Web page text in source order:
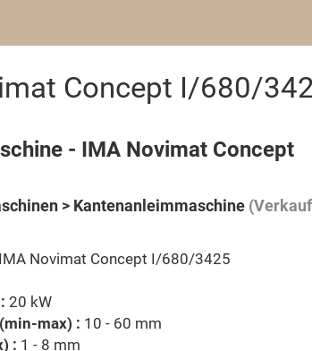
Concept I/680/
- IMA Novimat Concept
> Kantenanleimmaschine
IMA Novimat Concept I/680/3425
20 kW
max) : 10 - 60 mm
: 1 - 8 mm